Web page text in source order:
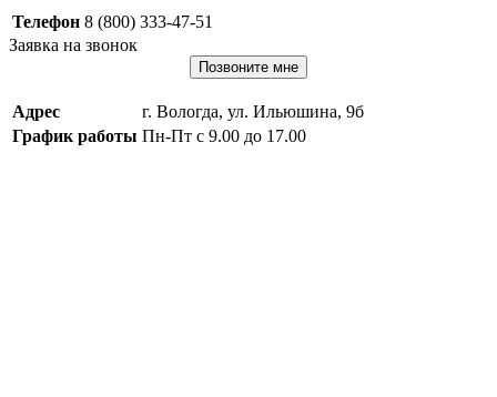
Телефон 8 (800) 333-47-51
Заявка на звонок
Позвоните мне
Адрес
г. Вологда, ул. Ильюшина, 9б
График работы Пн-Пт с 9.00 до 17.00